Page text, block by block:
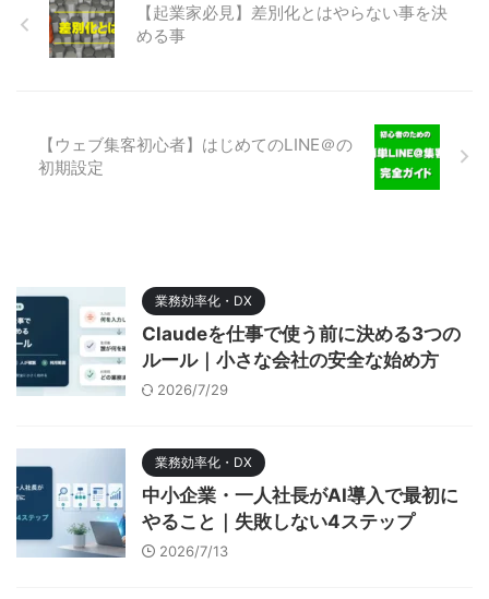
【起業家必見】差別化とはやらない事を決
める事
【ウェブ集客初心者】はじめてのLINE＠の
初期設定
業務効率化・DX
Claudeを仕事で使う前に決める3つの
ルール｜小さな会社の安全な始め方
2026/7/29
業務効率化・DX
中小企業・一人社長がAI導入で最初に
やること｜失敗しない4ステップ
2026/7/13